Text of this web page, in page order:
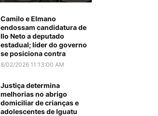
Camilo e Elmano
endossam candidatura de
Ilo Neto a deputado
estadual; líder do governo
se posiciona contra
8/02/2026 11:13:00 AM
Justiça determina
melhorias no abrigo
domiciliar de crianças e
adolescentes de Iguatu